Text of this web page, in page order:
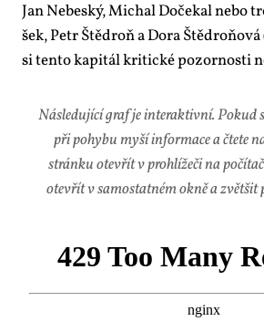
Jan Ne­beský, Mi­chal Do­če­kal ne­bo
šek, Pe­tr Štěd­roň a Do­ra
si ten­to ka­pi­tál kri­tic­ké po­zor­nos­ti
Ná­sle­du­jí­cí graf je in­ter­ak­tiv­ní. Po­kud
při po­hy­bu my­ší in­for­ma­ce a čte­te
strán­ku otevřít v pro­hlí­že­či na
otevřít v sa­mo­stat­ném ok­ně a zvět­šit